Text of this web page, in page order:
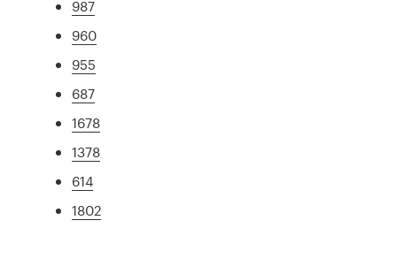
987
960
955
687
1678
1378
614
1802